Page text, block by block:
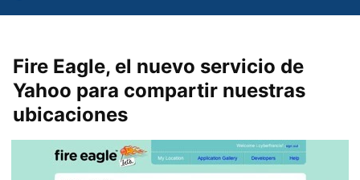
Fire Eagle, el nuevo servicio de
Yahoo para compartir nuestras
ubicaciones